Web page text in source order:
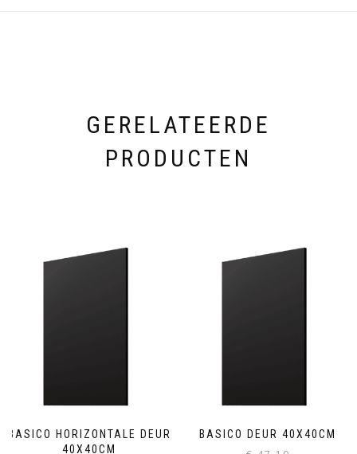
GERELATEERDE
PRODUCTEN
BASICO HORIZONTALE DEUR
40X40CM
BASICO DEUR 40X40CM